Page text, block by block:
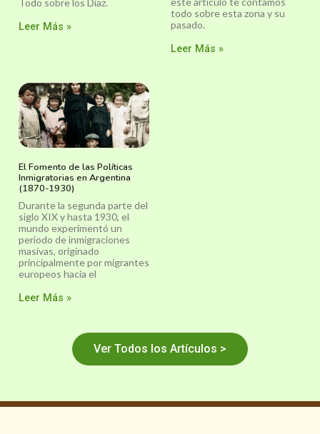
Todo sobre los Díaz.
Leer Más »
todo sobre esta zona y su
pasado.
Leer Más »
El Fomento de las Políticas
Inmigratorias en Argentina
(1870-1930)
Durante la segunda parte del
siglo XIX y hasta 1930, el
mundo experimentó un
periodo de inmigraciones
masivas, originado
principalmente por migrantes
europeos hacia el
Leer Más »
Ver Todos los Artículos >